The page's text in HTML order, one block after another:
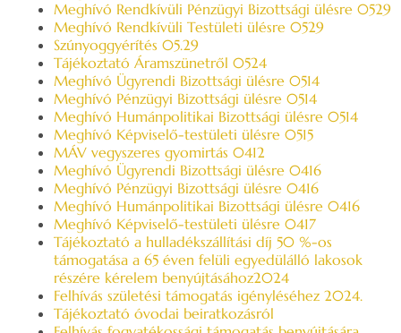
Meghívó Rendkívüli Pénzügyi Bizottsági ülésre 0529
Meghívó Rendkívüli Testületi ülésre 0529
Szúnyoggyérítés 05.29
Tájékoztató Áramszünetről 0524
Meghívó Ügyrendi Bizottsági ülésre 0514
Meghívó Pénzügyi Bizottsági ülésre 0514
Meghívó Humánpolitikai Bizottsági ülésre 0514
Meghívó Képviselő-testületi ülésre 0515
MÁV vegyszeres gyomirtás 0412
Meghívó Ügyrendi Bizottsági ülésre 0416
Meghívó Pénzügyi Bizottsági ülésre 0416
Meghívó Humánpolitikai Bizottsági ülésre 0416
Meghívó Képviselő-testületi ülésre 0417
Tájékoztató a hulladékszállítási díj 50 %-os
támogatása a 65 éven felüli egyedülálló lakosok
részére kérelem benyújtásához2024
Felhívás születési támogatás igényléséhez 2024.
Tájékoztató óvodai beiratkozásról